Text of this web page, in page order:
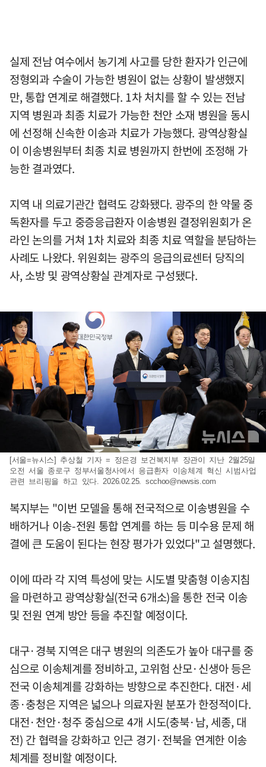
실제 전남 여수에서 농기계 사고를 당한 환자가 인근에
정형외과 수술이 가능한 병원이 없는 상황이 발생했지
만, 통합 연계로 해결했다. 1차 처치를 할 수 있는 전남
지역 병원과 최종 치료가 가능한 천안 소재 병원을 동시
에 선정해 신속한 이송과 치료가 가능했다. 광역상황실
이 이송병원부터 최종 치료 병원까지 한번에 조정해 가
능한 결과였다.
지역 내 의료기관간 협력도 강화됐다. 광주의 한 약물 중
독환자를 두고 중증응급환자 이송병원 결정위원회가 온
라인 논의를 거쳐 1차 치료와 최종 치료 역할을 분담하는
사례도 나왔다. 위원회는 광주의 응급의료센터 당직의
사, 소방 및 광역상황실 관계자로 구성됐다.
[서울=뉴시스] 추상철 기자 = 정은경 보건복지부 장관이 지난 2월25일
오전 서울 종로구 정부서울청사에서 응급환자 이송체계 혁신 시범사업
관련 브리핑을 하고 있다. 2026.02.25. scchoo@newsis.com
복지부는 "이번 모델을 통해 전국적으로 이송병원을 수
배하거나 이송-전원 통합 연계를 하는 등 미수용 문제 해
결에 큰 도움이 된다는 현장 평가가 있었다"고 설명했다.
이에 따라 각 지역 특성에 맞는 시도별 맞춤형 이송지침
을 마련하고 광역상황실(전국 6개소)을 통한 전국 이송
및 전원 연계 방안 등을 추진할 예정이다.
대구·경북 지역은 대구 병원의 의존도가 높아 대구를 중
심으로 이송체계를 정비하고, 고위험 산모·신생아 등은
전국 이송체계를 강화하는 방향으로 추진한다. 대전·세
종·충청은 지역은 넓으나 의료자원 분포가 한정적이다.
대전·천안·청주 중심으로 4개 시도(충북·남, 세종, 대
전) 간 협력을 강화하고 인근 경기·전북을 연계한 이송
체계를 정비할 예정이다.